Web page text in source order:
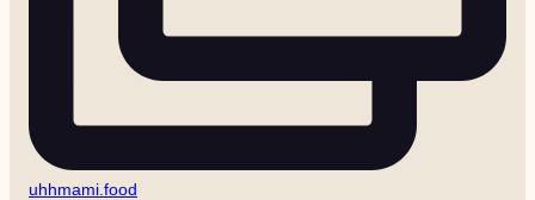
uhhmami.food